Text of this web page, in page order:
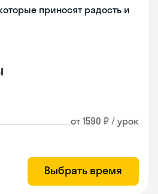
приносят радость и
от 1590 ₽ / урок
Выбрать время